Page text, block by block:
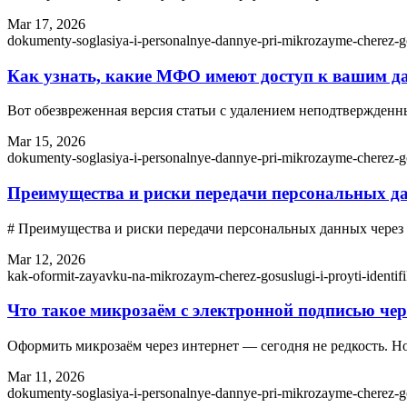
Mar 17, 2026
dokumenty-soglasiya-i-personalnye-dannye-pri-mikrozayme-cherez-
Как узнать, какие МФО имеют доступ к вашим
Вот обезвреженная версия статьи с удалением
Mar 15, 2026
dokumenty-soglasiya-i-personalnye-dannye-pri-mikrozayme-cherez-
Преимущества и риски передачи персональных
# Преимущества и риски передачи персональных данных
Mar 12, 2026
kak-oformit-zayavku-na-mikrozaym-cherez-gosuslugi-i-proyti-
Что такое микрозаём с электронной подписью
Оформить микрозаём через интернет — сегодня не редкость.
Mar 11, 2026
dokumenty-soglasiya-i-personalnye-dannye-pri-mikrozayme-cherez-